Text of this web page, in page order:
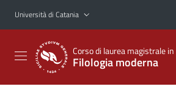
Vai al contenuto principale
Vai al menu di navigazione
Università di Catania
Corso di laurea magistrale in
Filologia moderna